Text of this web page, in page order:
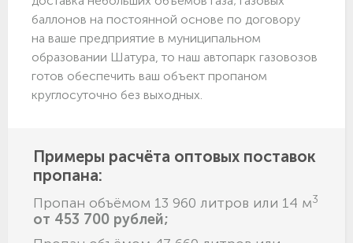
баллонов на постоянной основе по договору
на ваше предприятие в муниципальном
образовании Шатура, то наш автопарк газовозов
готов обеспечить ваш объект пропаном
круглосуточно без выходных.
Примеры расчёта оптовых поставок
пропана:
Пропан объёмом 13 960 литров или 14 м3
от 453 700 рублей;